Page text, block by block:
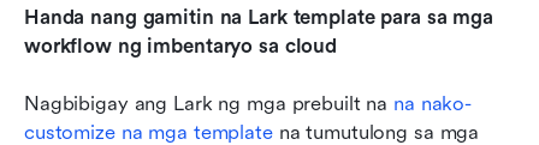
Handa nang gamitin na Lark template para sa mga
workflow ng imbentaryo sa cloud
Nagbibigay ang Lark ng mga prebuilt na na nako-
customize na mga template na tumutulong sa mga